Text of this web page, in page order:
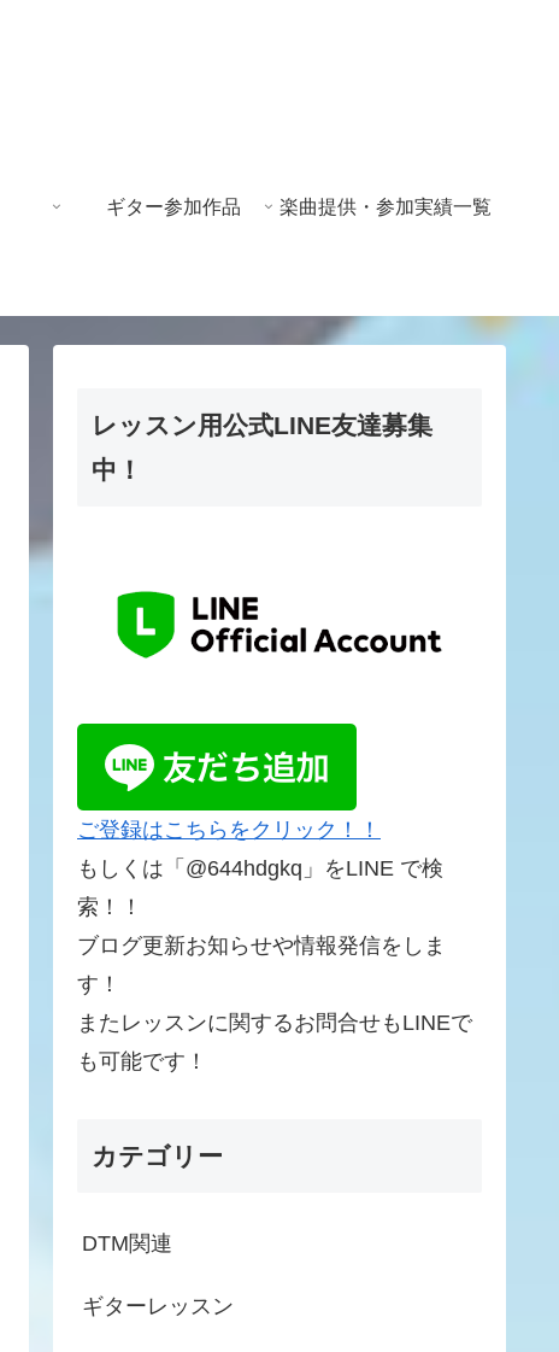
ギター参加作品 楽曲提供・参加実績一覧
レッスン用公式LINE友達募集
中！
ご登録はこちらをクリック！！
もしくは「@644hdgkq」をLINE で検
索！！
ブログ更新お知らせや情報発信をしま
す！
またレッスンに関するお問合せもLINEで
も可能です！
カテゴリー
DTM関連
ギターレッスン